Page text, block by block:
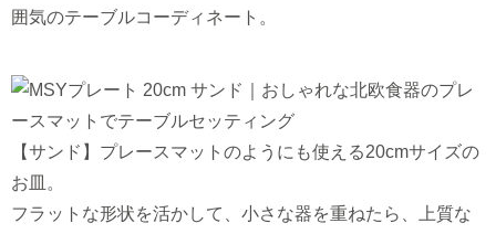
囲気のテーブルコーディネート。
【サンド】プレースマットのようにも使える20cmサイズの
お皿。
フラットな形状を活かして、小さな器を重ねたら、上質な